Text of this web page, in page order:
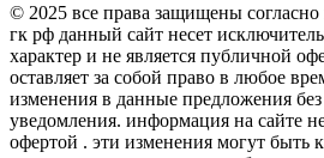
© 2025 все права защищены
гк рф данный сайт несет
характер и не является публичной
оставляет за собой право в любое
изменения в данные предложения
уведомления. информация на сайте
офертой . эти изменения могут быть